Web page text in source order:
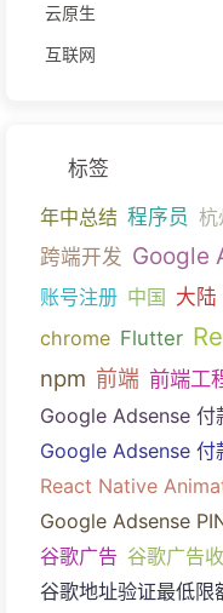
云原生
互联网
标签
年中总结 程序员 杭
跨端开发 Google
账号注册 中国 大陆
chrome Flutter
npm 前端 前端工
Google Adsense 付
Google Adsense 付
React Native
Google Adsense
谷歌广告 谷歌广告
谷歌地址验证最低限